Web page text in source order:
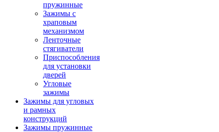
пружинные
Зажимы с
храповым
механизмом
Ленточные
стягиватели
Приспособления
для установки
дверей
Угловые
зажимы
Зажимы для угловых
и рамных
конструкций
Зажимы пружинные